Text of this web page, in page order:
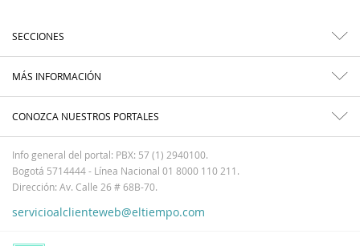
SECCIONES
MÁS INFORMACIÓN
CONOZCA NUESTROS PORTALES
Info general del portal: PBX: 57 (1) 2940100.
Bogotá 5714444 - Línea Nacional 01 8000 110 211.
Dirección: Av. Calle 26 # 68B-70.
servicioalclienteweb@eltiempo.com